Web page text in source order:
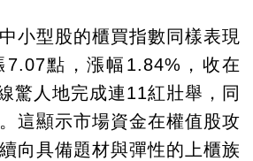
小型股的櫃買指數同樣表現
7.07點，漲幅1.84%，收在
驚人地完成連11紅壯舉，同
這顯示市場資金在權值股攻
向具備題材與彈性的上櫃族